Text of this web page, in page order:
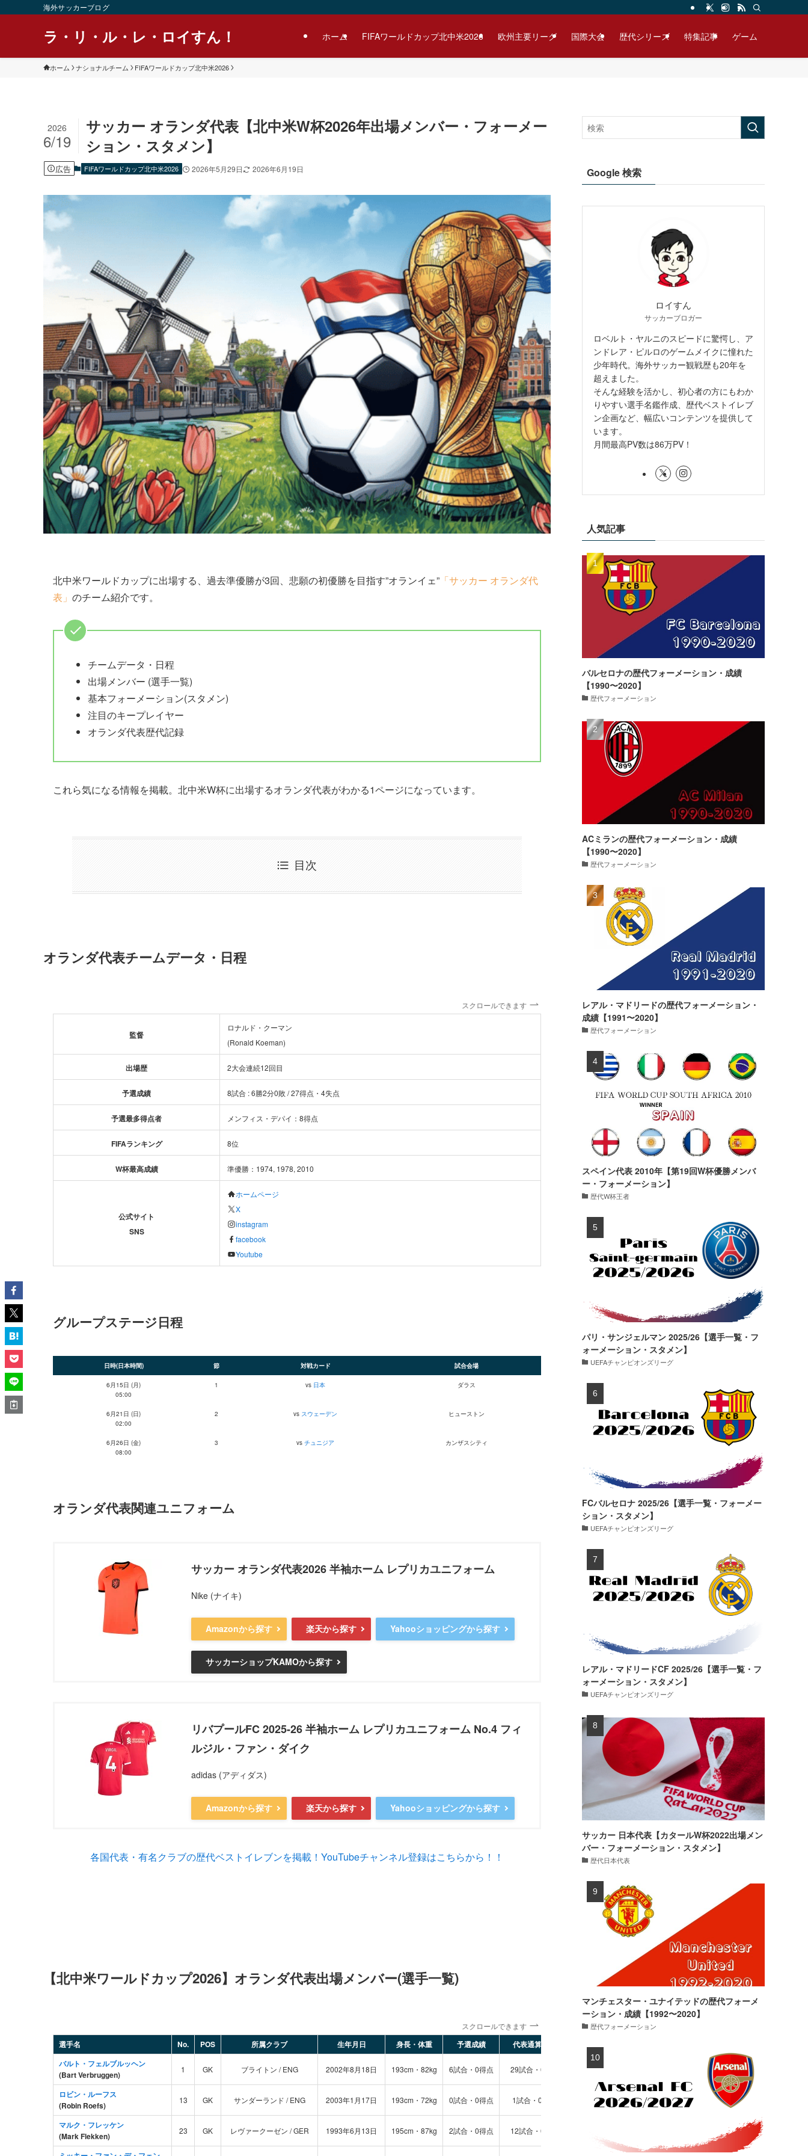
海外サッカーブログ
ラ・リ・ル・レ・ロイすん！ ホーム FIFAワールドカップ北中米2026 欧州主要リーグ 国際大会 歴代シリーズ 特集記事 ゲーム
ホーム ナショナルチーム FIFAワールドカップ北中米2026
サッカー オランダ代表【北中米W杯2026年出場メンバー・フォーメー
ション・スタメン】
2026
6/19
広告 FIFAワールドカップ北中米2026 2026年5月29日 2026年6月19日
北中米ワールドカップに出場する、過去準優勝が3回、悲願の初優勝を目指す”オランイェ” 「サッカー オランダ代
表」 のチーム紹介です。
チームデータ・日程
出場メンバー (選手一覧)
基本フォーメーション(スタメン)
注目のキープレイヤー
オランダ代表歴代記録
これら気になる情報を掲載。北中米W杯に出場するオランダ代表がわかる1ページになっています。
目次
オランダ代表チームデータ・日程
スクロールできます
監督
ロナルド・クーマン
(Ronald Koeman)
出場歴 2大会連続12回目
予選成績 8試合 : 6勝2分0敗 / 27得点・4失点
予選最多得点者 メンフィス・デパイ：8得点
FIFAランキング 8位
W杯最高成績 準優勝：1974, 1978, 2010
公式サイト
SNS
ホームページ
X
instagram
facebook
Youtube
グループステージ日程
日時(日本時間) 節 対戦カード 試合会場
6月15日 (月)
05:00
1 vs 日本 ダラス
6月21日 (日)
02:00
2 vs スウェーデン ヒューストン
6月26日 (金)
08:00
3 vs チュニジア カンザスシティ
オランダ代表関連ユニフォーム
サッカー オランダ代表2026 半袖ホーム レプリカユニフォーム
Nike (ナイキ)
Amazonから探す 楽天から探す Yahooショッピングから探す
サッカーショップKAMOから探す
リバプールFC 2025-26 半袖ホーム レプリカユニフォーム No.4 フィ
ルジル・ファン・ダイク
adidas (アディダス)
Amazonから探す 楽天から探す Yahooショッピングから探す
各国代表・有名クラブの歴代ベストイレブンを掲載！YouTubeチャンネル登録はこちらから！！
【北中米ワールドカップ2026】オランダ代表出場メンバー(選手一覧)
スクロールできます
選手名 No. POS 所属クラブ 生年月日 身長・体重 予選成績
代表通算成績
バルト・フェルブルッヘン
(Bart Verbruggen)
1 GK ブライトン / ENG 2002年8月18日 193cm・82kg 6試合・0得点 29試合・0得点
ロビン・ルーフス
(Robin Roefs)
13 GK サンダーランド / ENG 2003年1月17日 193cm・72kg 0試合・0得点 1試合・0得点
マルク・フレッケン
(Mark Flekken)
23 GK レヴァークーゼン / GER 1993年6月13日 195cm・87kg 2試合・0得点 12試合・0得点
Google 検索
ロイすん
サッカーブロガー
ロベルト・ヤルニのスピードに驚愕し、ア
ンドレア・ピルロのゲームメイクに憧れた
少年時代。海外サッカー観戦歴も20年を
超えました。
そんな経験を活かし、初心者の方にもわか
りやすい選手名鑑作成、歴代ベストイレブ
ン企画など、幅広いコンテンツを提供して
います。
月間最高PV数は86万PV！
人気記事
バルセロナの歴代フォーメーション・成績
【1990〜2020】
歴代フォーメーション
ACミランの歴代フォーメーション・成績
【1990〜2020】
歴代フォーメーション
レアル・マドリードの歴代フォーメーション・
成績【1991〜2020】
歴代フォーメーション
スペイン代表 2010年【第19回W杯優勝メンバ
ー・フォーメーション】
歴代W杯王者
パリ・サンジェルマン 2025/26【選手一覧・フ
ォーメーション・スタメン】
UEFAチャンピオンズリーグ
FCバルセロナ 2025/26【選手一覧・フォーメー
ション・スタメン】
UEFAチャンピオンズリーグ
レアル・マドリードCF 2025/26【選手一覧・フ
ォーメーション・スタメン】
UEFAチャンピオンズリーグ
サッカー 日本代表【カタールW杯2022出場メン
バー・フォーメーション・スタメン】
歴代日本代表
マンチェスター・ユナイテッドの歴代フォーメ
ーション・成績【1992〜2020】
歴代フォーメーション